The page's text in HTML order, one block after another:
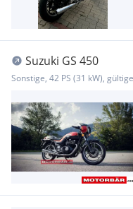
Suzuki GS 450
Sonstige, 42 PS (31 kW),